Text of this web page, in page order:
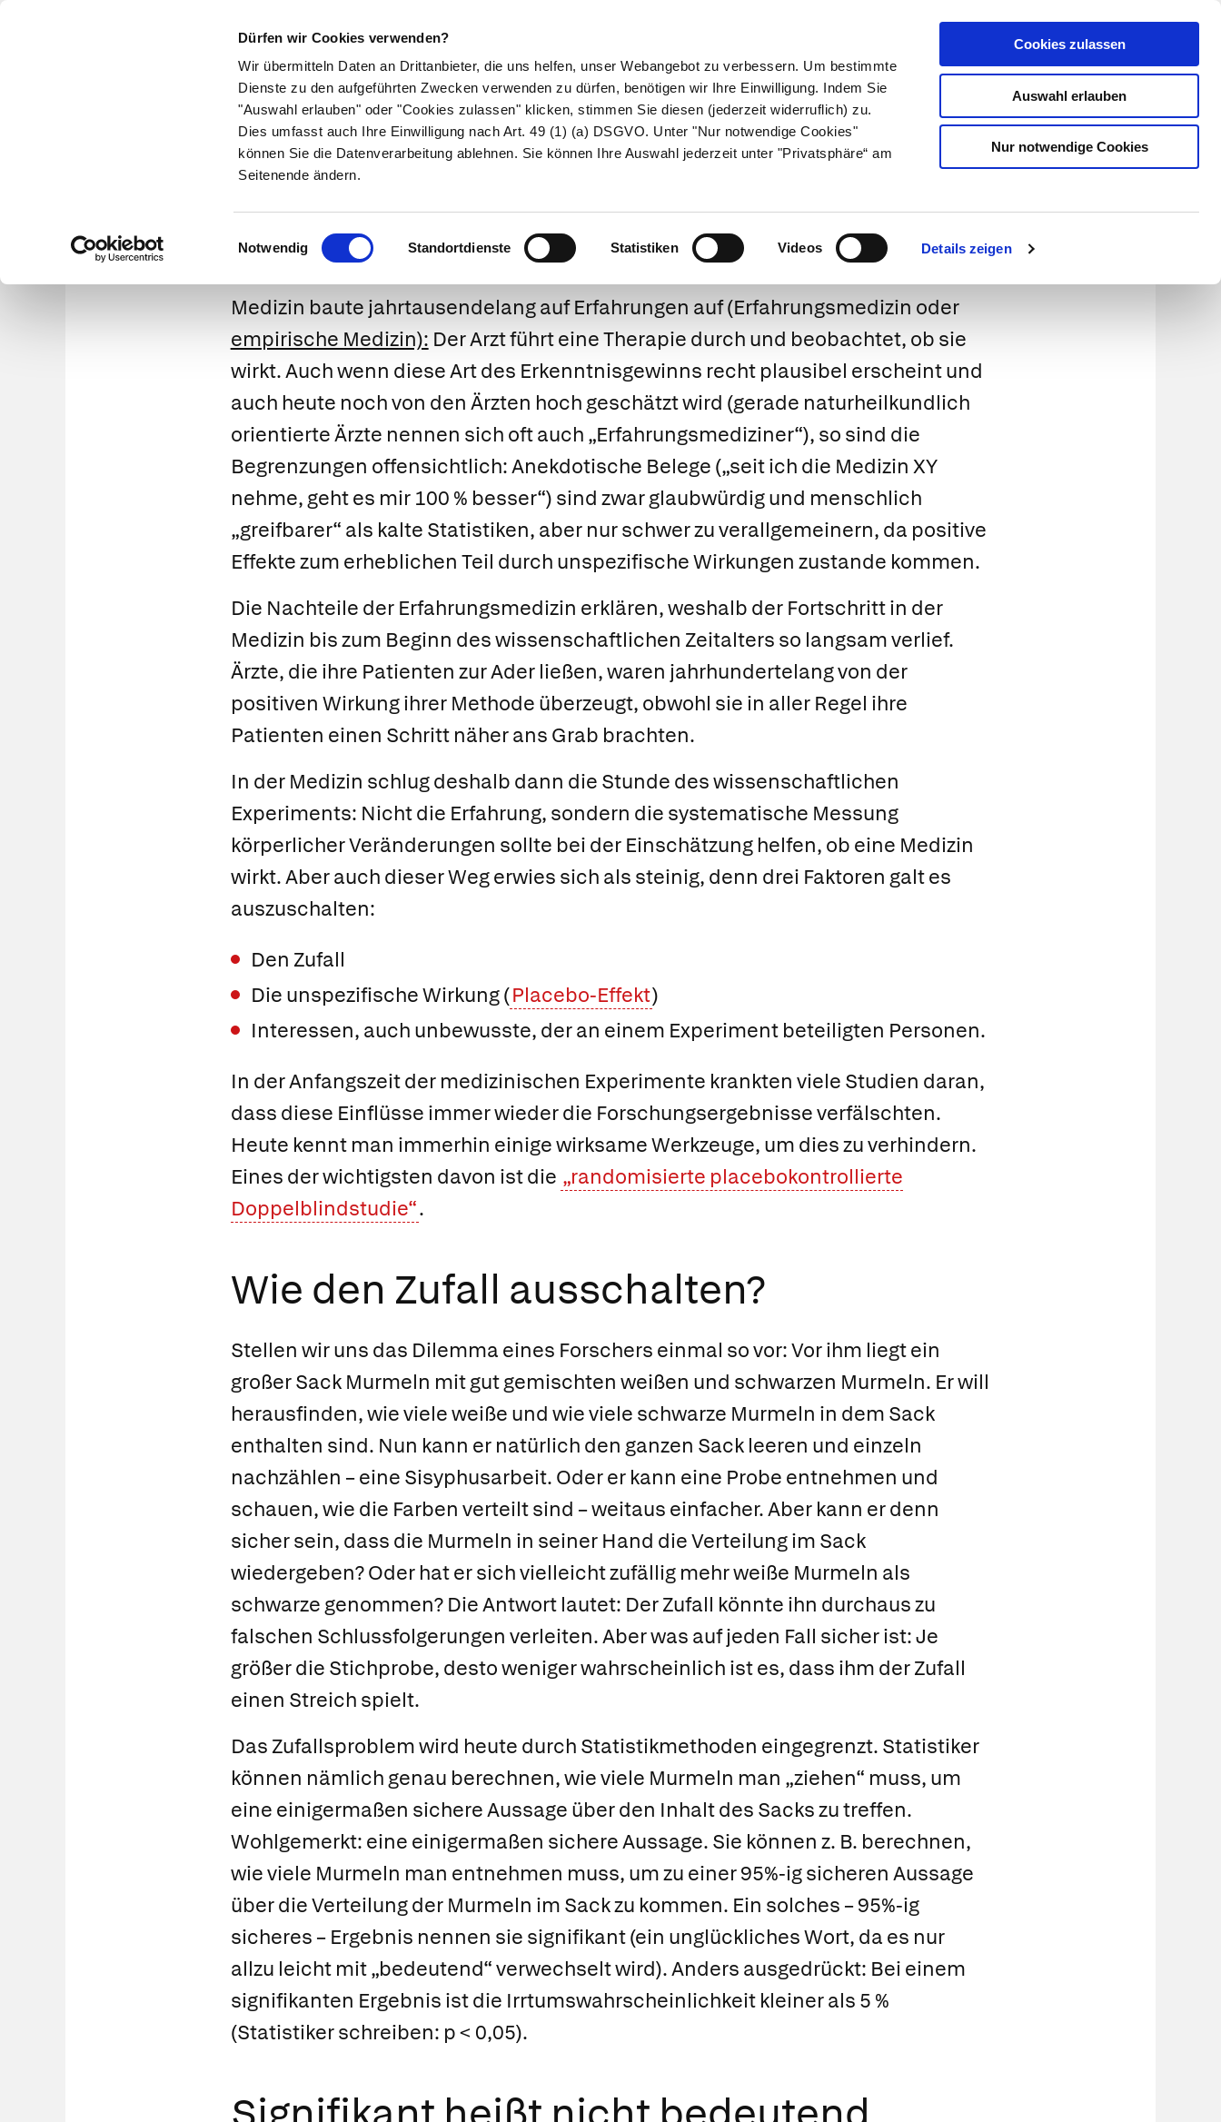
Dürfen wir Cookies verwenden?
Wir übermitteln Daten an Drittanbieter, die uns helfen, unser Webangebot zu verbessern. Um bestimmte
Dienste zu den aufgeführten Zwecken verwenden zu dürfen, benötigen wir Ihre Einwilligung. Indem Sie
"Auswahl erlauben" oder "Cookies zulassen" klicken, stimmen Sie diesen (jederzeit widerruflich) zu.
Dies umfasst auch Ihre Einwilligung nach Art. 49 (1) (a) DSGVO. Unter "Nur notwendige Cookies"
können Sie die Datenverarbeitung ablehnen. Sie können Ihre Auswahl jederzeit unter "Privatsphäre“ am
Seitenende ändern.
Einwilligungsauswahl
Notwendig Standortdienste Statistiken Videos Details zeigen
Cookies zulassen
Auswahl erlauben
Nur notwendige Cookies
Kundenlogin
Suche
Symptome Therapie Medikamente Naturheilkunde Eltern & Kind Gesund leben Über uns
Wie Wissenschaft funktioniert
Medizin baute jahrtausendelang auf Erfahrungen auf(Erfahrungsmedizin oder
empirische Medizin): Der Arzt führt eine Therapie durch und beobachtet, ob sie
wirkt. Auch wenn diese Art des Erkenntnisgewinns recht plausibel erscheint und
auch heute noch von den Ärzten hoch geschätzt wird (gerade naturheilkundlich
orientierte Ärzte nennen sich oft auch „Erfahrungsmediziner“), so sind die
Begrenzungen offensichtlich: Anekdotische Belege („seit ich die Medizin XY
nehme, geht es mir 100 % besser“) sind zwar glaubwürdig und menschlich
„greifbarer“ als kalte Statistiken, aber nur schwer zu verallgemeinern, da positive
Effekte zum erheblichen Teil durch unspezifische Wirkungen zustande kommen.
Die Nachteile der Erfahrungsmedizin erklären, weshalb der Fortschritt in der
Medizin bis zum Beginn des wissenschaftlichen Zeitalters so langsam verlief.
Ärzte, die ihre Patienten zur Ader ließen, waren jahrhundertelang von der
positiven Wirkung ihrer Methode überzeugt, obwohl sie in aller Regel ihre
Patienten einen Schritt näher ans Grab brachten.
In der Medizin schlug deshalb dann die Stunde des wissenschaftlichen
Experiments: Nicht die Erfahrung, sondern die systematische Messung
körperlicher Veränderungen sollte bei der Einschätzung helfen, ob eine Medizin
wirkt. Aber auch dieser Weg erwies sich als steinig, denn drei Faktoren galt es
auszuschalten:
Den Zufall
Die unspezifische Wirkung (Placebo-Effekt)
Interessen, auch unbewusste, der an einem Experiment beteiligten Personen.
In der Anfangszeit der medizinischen Experimente krankten viele Studien daran,
dass diese Einflüsse immer wieder die Forschungsergebnisse verfälschten.
Heute kennt man immerhin einige wirksame Werkzeuge, um dies zu verhindern.
Eines der wichtigsten davon ist die „randomisierte placebokontrollierte
Doppelblindstudie“.
Wie den Zufall ausschalten?
Stellen wir uns das Dilemma eines Forschers einmal so vor: Vor ihm liegt ein
großer Sack Murmeln mit gut gemischten weißen und schwarzen Murmeln. Er will
herausfinden, wie viele weiße und wie viele schwarze Murmeln in dem Sack
enthalten sind. Nun kann er natürlich den ganzen Sack leeren und einzeln
nachzählen – eine Sisyphusarbeit. Oder er kann eine Probe entnehmen und
schauen, wie die Farben verteilt sind – weitaus einfacher. Aber kann er denn
sicher sein, dass die Murmeln in seiner Hand die Verteilung im Sack
wiedergeben? Oder hat er sich vielleicht zufällig mehr weiße Murmeln als
schwarze genommen? Die Antwort lautet: Der Zufall könnte ihn durchaus zu
falschen Schlussfolgerungen verleiten. Aber was auf jeden Fall sicher ist: Je
größer die Stichprobe, desto weniger wahrscheinlich ist es, dass ihm der Zufall
einen Streich spielt.
Das Zufallsproblem wird heute durch Statistikmethoden eingegrenzt. Statistiker
können nämlich genau berechnen, wie viele Murmeln man „ziehen“ muss, um
eine einigermaßen sichere Aussage über den Inhalt des Sacks zu treffen.
Wohlgemerkt: eine einigermaßen sichere Aussage. Sie können z. B. berechnen,
wie viele Murmeln man entnehmen muss, um zu einer 95%-ig sicheren Aussage
über die Verteilung der Murmeln im Sack zu kommen. Ein solches – 95%-ig
sicheres – Ergebnis nennen sie signifikant(ein unglückliches Wort, da es nur
allzu leicht mit „bedeutend“ verwechselt wird). Anders ausgedrückt: Bei einem
signifikanten Ergebnis ist die Irrtumswahrscheinlichkeit kleiner als 5 %
(Statistiker schreiben: p < 0,05).